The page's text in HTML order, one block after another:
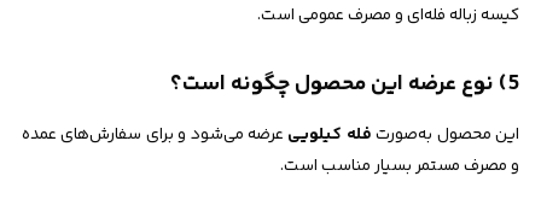
کیسه زباله فله‌ای و مصرف عمومی است.
5) نوع عرضه این محصول چگونه است؟
این محصول به‌صورتفله کیلویی عرضه می‌شود و برای سفارش‌های عمده
و مصرف مستمر بسیار مناسب است.